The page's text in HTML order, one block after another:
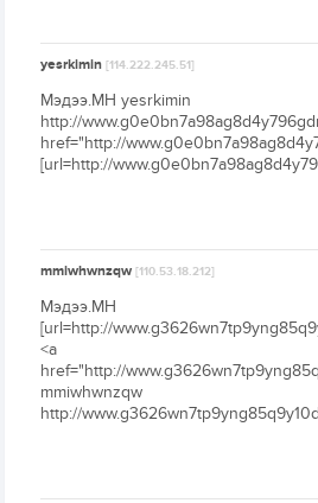
yesrkimin[114.222.245.51]
Мэдээ.МН yesrkimin
http://
href="http://
[url=http://
mmiwhwnzqw[110.53.18.212]
Мэдээ.МН
[url=http://
<a
href="http://
mmiwhwnzqw
http://